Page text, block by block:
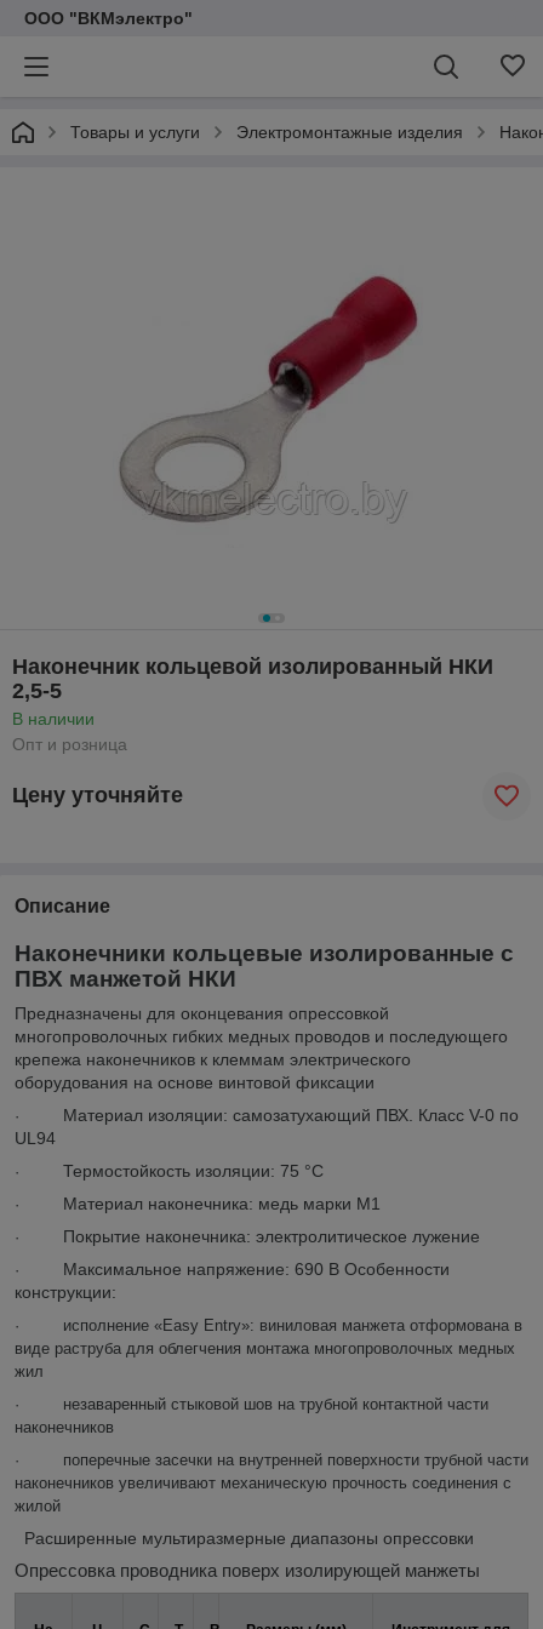
ООО "ВКМэлектро"
Товары и услуги Электромонтажные изделия
Наконечник кольцевой изолированный НКИ
2,5-5
В наличии
Опт и розница
Цену уточняйте
Описание
Наконечники кольцевые изолированные с
ПВХ манжетой НКИ
Предназначены для оконцевания опрессовкой
многопроволочных гибких медных проводов и последующего
крепежа наконечников к клеммам электрического
оборудования на основе винтовой фиксации
·
Материал изоляции: самозатухающий ПВХ. Класс V-0 по
UL94
· Термостойкость изоляции: 75 °C
· Материал наконечника: медь марки М1
· Покрытие наконечника: электролитическое лужение
·
Максимальное напряжение: 690 В Особенности
конструкции:
·
исполнение «Easy Entry»: виниловая манжета отформована в
виде раструба для облегчения монтажа многопроволочных медных
жил
·
незаваренный стыковой шов на трубной контактной части
наконечников
·
поперечные засечки на внутренней поверхности трубной части
наконечников увеличивают механическую прочность соединения с
жилой
Расширенные мультиразмерные диапазоны опрессовки
Опрессовка проводника поверх изолирующей манжеты